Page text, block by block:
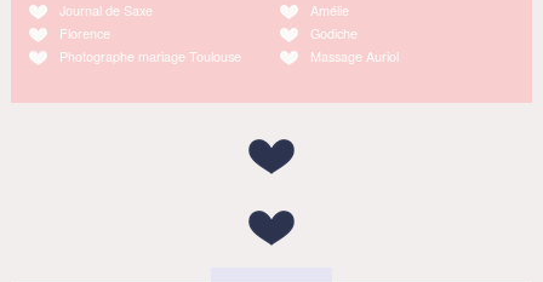
Journal de Saxe
Florence
Photographe mariage Toulouse
Amélie
Godiche
Massage Auriol